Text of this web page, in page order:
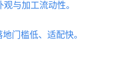
与加工流动性。
门槛低、适配快。